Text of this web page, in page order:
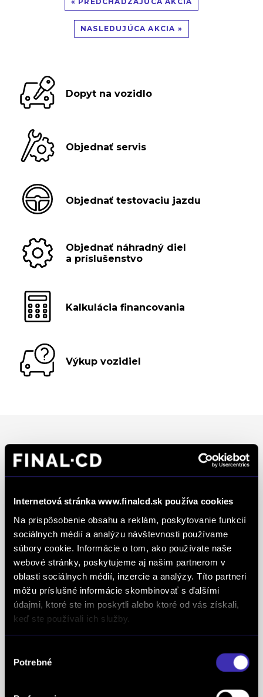
Internetová stránka www.finalcd.sk používa cookies
Na prispôsobenie obsahu a reklám, poskytovanie funkcií
sociálnych médií a analýzu návštevnosti používame
súbory cookie. Informácie o tom, ako používate naše
webové stránky, poskytujeme aj našim partnerom v
oblasti sociálnych médií, inzercie a analýzy. Títo partneri
môžu príslušné informácie skombinovať s ďalšími
údajmi, ktoré ste im poskytli alebo ktoré od vás získali,
keď ste používali ich služby.
súhlasu
Potrebné
NASLEDUJÚCA AKCIA »
Dopyt na vozidlo
Objednať servis
Objednať testovaciu jazdu
Objednať náhradný diel
a príslušenstvo
Kalkulácia financovania
Výkup vozidiel
Ocenenia
FINAL-CD získalo prestížny certifikát AAA Highest
najdôležitejších Európskych štandardov
definujúcich kvalitu obchodnej činnosti. Je
medzinárodne uznávanou známkou obchodnej
kvality a vyhodnocuje sa na základe rovnakej
analytickej metodiky pre všetky európske trhy.
Spoločnosť FINAL-CD získala aj prestížny titul
Superbrands, už tretí rok po sebe. Medzi
Superbrands spoločnosti sme sa zaradili v rokoch
2021, 2022 a aj 2023. Je najuznávanejšou
globálnou autoritou v oblasti hodnotenia a